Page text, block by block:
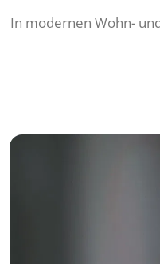
In modernen Wohn-